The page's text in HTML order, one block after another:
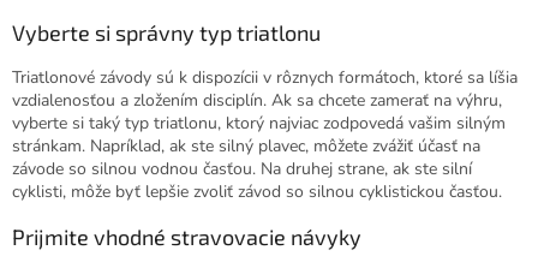
Vyberte si správny typ triatlonu
Triatlonové závody sú k dispozícii v rôznych formátoch, ktoré sa líšia
vzdialenosťou a zložením disciplín. Ak sa chcete zamerať na výhru,
vyberte si taký typ triatlonu, ktorý najviac zodpovedá vašim silným
stránkam. Napríklad, ak ste silný plavec, môžete zvážiť účasť na
závode so silnou vodnou časťou. Na druhej strane, ak ste silní
cyklisti, môže byť lepšie zvoliť závod so silnou cyklistickou časťou.
Prijmite vhodné stravovacie návyky